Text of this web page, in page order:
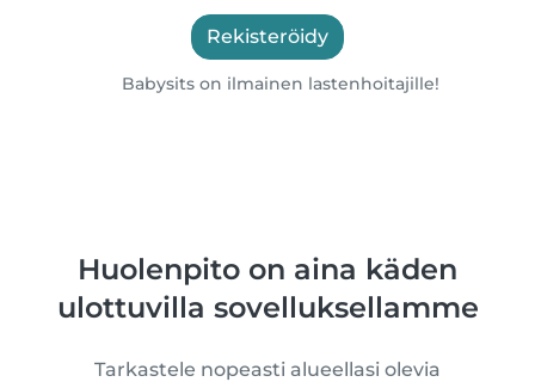
Rekisteröidy
Babysits on ilmainen lastenhoitajille!
Huolenpito on aina käden
ulottuvilla sovelluksellamme
Tarkastele nopeasti alueellasi olevia